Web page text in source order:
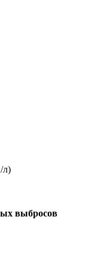
л)
выбросов